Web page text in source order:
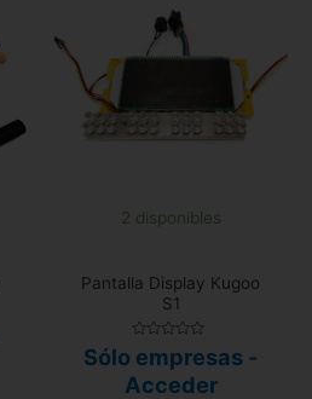
2 disponibles
Pantalla Display Kugoo
S1
con
0
de
Sólo empresas -
Acceder